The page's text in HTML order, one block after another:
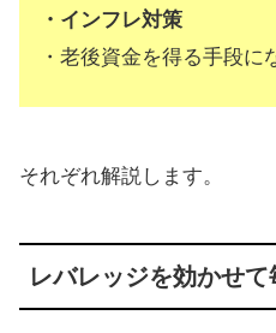
・インフレ対策
・老後資金を得る手段に
それぞれ解説します。
レバレッジを効かせ